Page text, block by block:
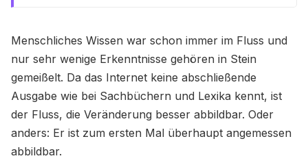
Menschliches Wissen war schon immer im Fluss und
nur sehr wenige Erkenntnisse gehören in Stein
gemeißelt. Da das Internet keine abschließende
Ausgabe wie bei Sachbüchern und Lexika kennt, ist
der Fluss, die Veränderung besser abbildbar. Oder
anders: Er ist zum ersten Mal überhaupt angemessen
abbildbar.